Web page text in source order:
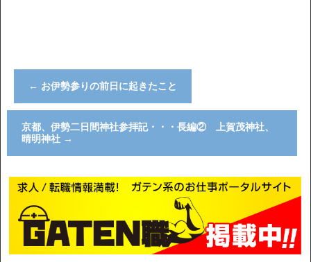
← お伊勢参りの前日に起きたこと
京都、伊勢二日間神社参拝記・・・長編② 上賀茂神社、
晴明神社 →